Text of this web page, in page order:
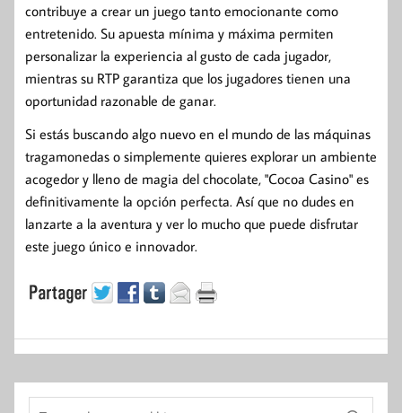
contribuye a crear un juego tanto emocionante como
entretenido. Su apuesta mínima y máxima permiten
personalizar la experiencia al gusto de cada jugador,
mientras su RTP garantiza que los jugadores tienen una
oportunidad razonable de ganar.
Si estás buscando algo nuevo en el mundo de las máquinas
tragamonedas o simplemente quieres explorar un ambiente
acogedor y lleno de magia del chocolate, "Cocoa Casino" es
definitivamente la opción perfecta. Así que no dudes en
lanzarte a la aventura y ver lo mucho que puede disfrutar
este juego único e innovador.